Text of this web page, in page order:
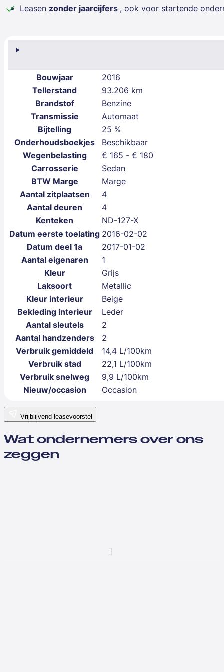
Bouwjaar
2016
Tellerstand
93.206 km
Brandstof
Benzine
Transmissie
Automaat
Bijtelling
25 %
Onderhoudsboekjes
Beschikbaar
Wegenbelasting
€ 165 - € 180
Carrosserie
Sedan
BTW Marge
Marge
Aantal zitplaatsen
4
Aantal deuren
4
Kenteken
ND-127-X
Datum eerste toelating 2016-02-02
Datum deel 1a
2017-01-02
Aantal eigenaren
1
Kleur
Grijs
Laksoort
Metallic
Kleur interieur
Beige
Bekleding interieur
Leder
Aantal sleutels
2
Aantal handzenders
2
Verbruik gemiddeld
14,4 L/100km
Verbruik stad
22,1 L/100km
Verbruik snelweg
9,9 L/100km
Nieuw/occasion
Occasion
Leasen zonder jaarcijfers , ook voor startende
Vrijblijvend leasevoorstel
Wat ondernemers over ons
zeggen